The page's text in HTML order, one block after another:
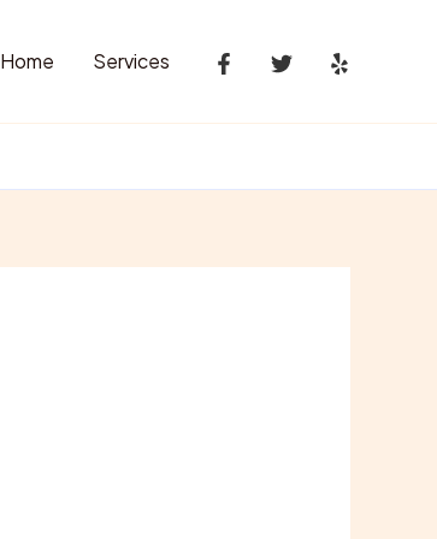
Home Services